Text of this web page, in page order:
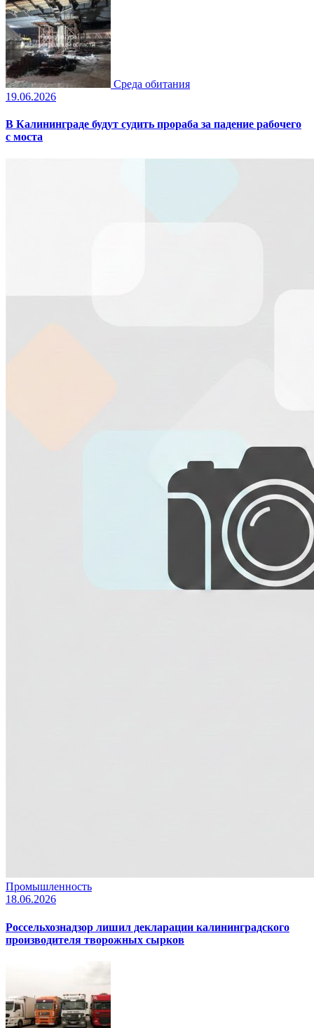
Среда обитания
19.06.2026
В Калининграде будут судить прораба за падение рабочего
с моста
Промышленность
18.06.2026
Россельхознадзор лишил декларации калининградского
производителя творожных сырков